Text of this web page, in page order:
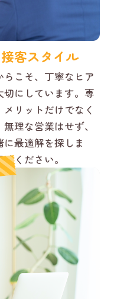
客スタイル
こそ、丁寧なヒア
切にしています。専
リットだけでなく
理な営業はせず、
最適解を探しま
ください。